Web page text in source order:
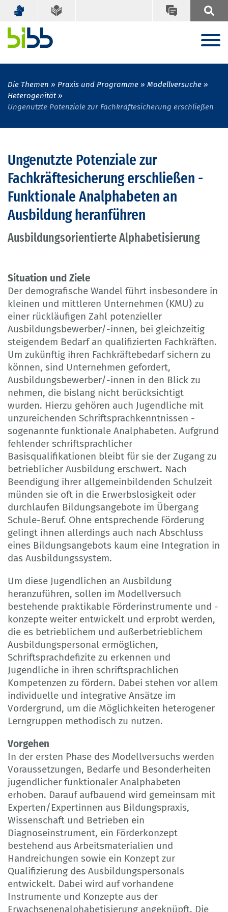
Die Themen Praxis und Programme
Modellversuche
Heterogenität
Ungenutzte Potenziale zur Fachkräftesicherung erschließen
Ungenutzte Potenziale zur
Fachkräftesicherung erschließen -
Funktionale Analphabeten an
Ausbildung heranführen
Ausbildungsorientierte Alphabetisierung
Situation und Ziele
Der demografische Wandel führt insbesondere in
kleinen und mittleren Unternehmen (KMU) zu
einer rückläufigen Zahl potenzieller
Ausbildungsbewerber/-innen, bei gleichzeitig
steigendem Bedarf an qualifizierten Fachkräften.
Um zukünftig ihren Fachkräftebedarf sichern zu
können, sind Unternehmen gefordert,
Ausbildungsbewerber/-innen in den Blick zu
nehmen, die bislang nicht berücksichtigt
wurden. Hierzu gehören auch Jugendliche mit
unzureichenden Schriftsprachkenntnissen -
sogenannte funktionale Analphabeten. Aufgrund
fehlender schriftsprachlicher
Basisqualifikationen bleibt für sie der Zugang zu
betrieblicher Ausbildung erschwert. Nach
Beendigung ihrer allgemeinbildenden Schulzeit
münden sie oft in die Erwerbslosigkeit oder
durchlaufen Bildungsangebote im Übergang
Schule-Beruf. Ohne entsprechende Förderung
gelingt ihnen allerdings auch nach Abschluss
eines Bildungsangebots kaum eine Integration in
das Ausbildungssystem.
Um diese Jugendlichen an Ausbildung
heranzuführen, sollen im Modellversuch
bestehende praktikable Förderinstrumente und -
konzepte weiter entwickelt und erprobt werden,
die es betrieblichem und außerbetrieblichem
Ausbildungspersonal ermöglichen,
Schriftsprachdefizite zu erkennen und
Jugendliche in ihren schriftsprachlichen
Kompetenzen zu fördern. Dabei stehen vor allem
individuelle und integrative Ansätze im
Vordergrund, um die Möglichkeiten heterogener
Lerngruppen methodisch zu nutzen.
Vorgehen
In der ersten Phase des Modellversuchs werden
Voraussetzungen, Bedarfe und Besonderheiten
jugendlicher funktionaler Analphabeten
erhoben. Darauf aufbauend wird gemeinsam mit
Experten/Expertinnen aus Bildungspraxis,
Wissenschaft und Betrieben ein
Diagnoseinstrument, ein Förderkonzept
bestehend aus Arbeitsmaterialien und
Handreichungen sowie ein Konzept zur
Qualifizierung des Ausbildungspersonals
entwickelt. Dabei wird auf vorhandene
Instrumente und Konzepte aus der
Erwachsenenalphabetisierung angeknüpft. Die